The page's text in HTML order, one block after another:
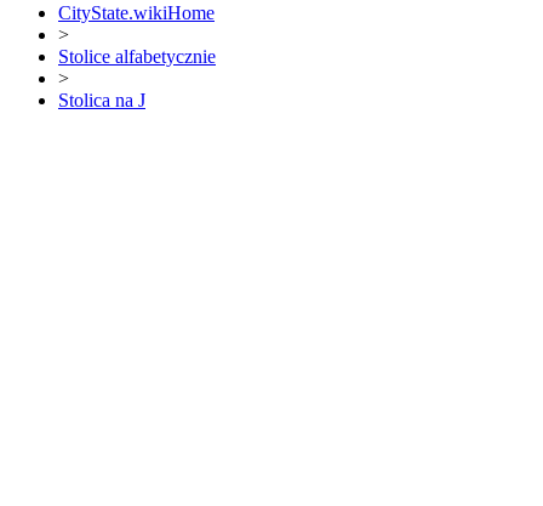
CityState.wikiHome
>
Stolice alfabetycznie
>
Stolica na J